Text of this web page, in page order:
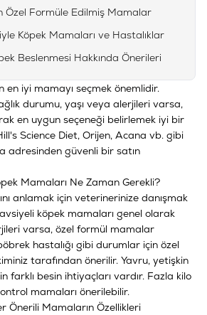
Özel Formüle Edilmiş Mamalar
Köpek Mamaları ve Hastalıklar
Beslenmesi Hakkında Önerileri
en iyi mamayı seçmek önemlidir.
durumu, yaşı veya alerjileri varsa,
en uygun seçeneği belirlemek iyi bir
Science Diet, Orijen, Acana vb. gibi
adresinden güvenli bir satın
Mamaları Ne Zaman Gerekli?
anlamak için veterinerinize danışmak
köpek mamaları genel olarak
varsa, özel formül mamalar
hastalığı gibi durumlar için özel
tarafından önerilir. Yavru, yetişkin
farklı besin ihtiyaçları vardır. Fazla kilo
mamaları önerilebilir.
Önerili Mamaların Özellikleri